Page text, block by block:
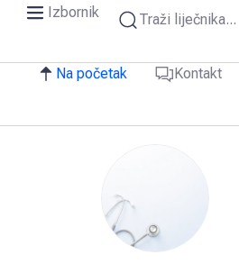
Izbornik Traži liječnika...
Na početak Kontakt